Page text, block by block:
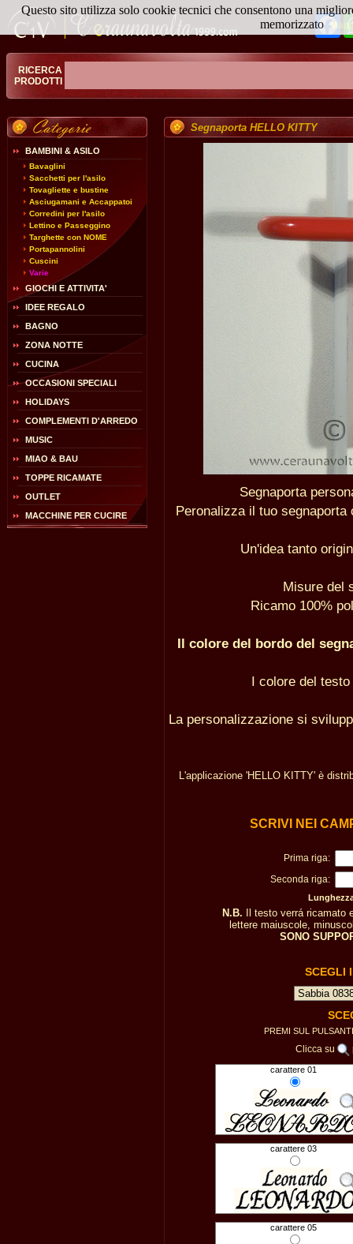
RICERCA
PRODOTTI
BAMBINI & ASILO
Bavaglini
Sacchetti per l'asilo
Tovagliette e bustine
Asciugamani e Accappatoi
Corredini per l'asilo
Lettino e Passeggino
Targhette con NOME
Portapannolini
Cuscini
Varie
GIOCHI E ATTIVITA'
IDEE REGALO
BAGNO
ZONA NOTTE
CUCINA
OCCASIONI SPECIALI
HOLIDAYS
COMPLEMENTI D'ARREDO
MUSIC
MIAO & BAU
TOPPE RICAMATE
OUTLET
MACCHINE PER CUCIRE
Segnaporta HELLO KITTY
Segnaporta
Peronalizza il tuo
Un'idea tanto
Misure del
Ricamo 100%
Il colore del bordo del
I colore del
La personalizzazione si
L'applicazione 'HELLO KITTY' è
SCRIVI NEI
Prima riga:
Seconda riga:
N.B. Il testo verrá ricamato
lettere maiuscole,
SONO
SCEGLI
PREMI SUL
Clicca su
carattere 01
carattere 03
carattere 05
Questo sito utilizza solo cookie tecnici che consentono una
memorizzato